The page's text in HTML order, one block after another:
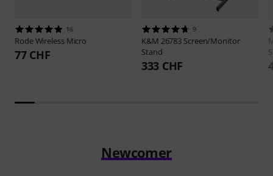
16
RodeWireless Micro
77 CHF
9
K&M 26783 Screen/Monitor
Stand
333 CHF
Newcomer